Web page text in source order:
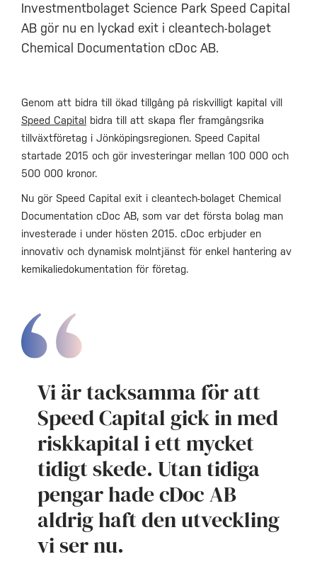
Investmentbolaget Science Park Speed Capital
AB gör nu en lyckad exit i cleantech-bolaget
Chemical Documentation cDoc AB.
Genom att bidra till ökad tillgång på riskvilligt kapital vill
Speed Capital bidra till att skapa fler framgångsrika
tillväxtföretag i Jönköpingsregionen. Speed Capital
startade 2015 och gör investeringar mellan 100 000 och
500 000 kronor.
Nu gör Speed Capital exit i cleantech-bolaget Chemical
Documentation cDoc AB, som var det första bolag man
investerade i under hösten 2015. cDoc erbjuder en
innovativ och dynamisk molntjänst för enkel hantering av
kemikaliedokumentation för företag.
Vi är tacksamma för att
Speed Capital gick in med
riskkapital i ett mycket
tidigt skede. Utan tidiga
pengar hade cDoc AB
aldrig haft den utveckling
vi ser nu.